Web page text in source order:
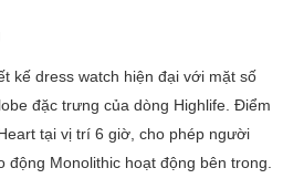
kế dress watch hiện đại với mặt số
đặc trưng của dòng Highlife. Điểm
tại vị trí 6 giờ, cho phép người
Monolithic hoạt động bên trong.